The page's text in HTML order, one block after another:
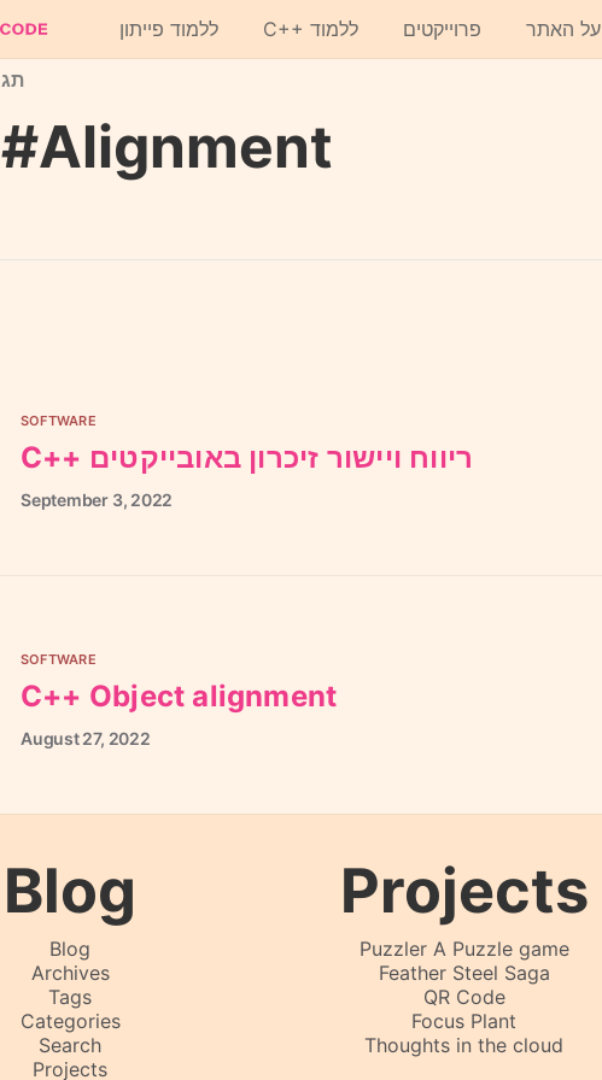
ללמוד פייתון C++ ללמוד פרוייקטים על האתר
תג
#Alignment
SOFTWARE
C++ ריווח ויישור זיכרון באובייקטים
September3, 2022
SOFTWARE
C++ Object alignment
August27, 2022
Blog
Blog
Archives
Tags
Categories
Search
Projects
Projects
Puzzler A Puzzle game
Feather Steel Saga
QR Code
Focus Plant
Thoughts in the cloud